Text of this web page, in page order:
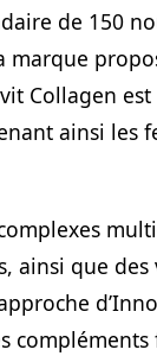
de 150
marque
Collagen
ainsi les
ainsi que des